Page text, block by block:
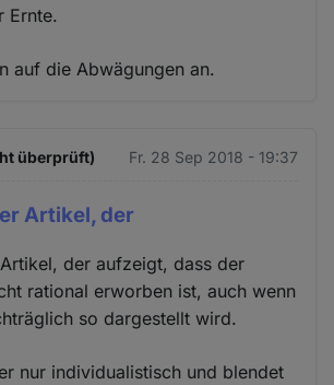
Ernte.
auf die Abwägungen an.
überprüft) Fr. 28 Sep 2018 - 19:37
Artikel, der
der aufzeigt, dass der
rational erworben ist, auch wenn
so dargestellt wird.
nur individualistisch und blendet